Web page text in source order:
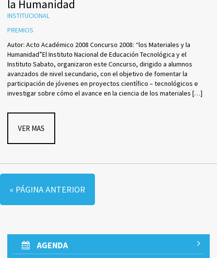
la Humanidad
INSTITUCIONAL
PREMIOS
Autor: Acto Académico 2008 Concurso 2008: “los Materiales y la
Humanidad”El Instituto Nacional de Educación Tecnológica y el
Instituto Sabato, organizaron este Concurso, dirigido a alumnos
avanzados de nivel secundario, con el objetivo de fomentar la
participación de jóvenes en proyectos científico – tecnológicos e
investigar sobre cómo el avance en la ciencia de los materiales […]
VER MAS
« PÁGINA ANTERIOR
AGENDA